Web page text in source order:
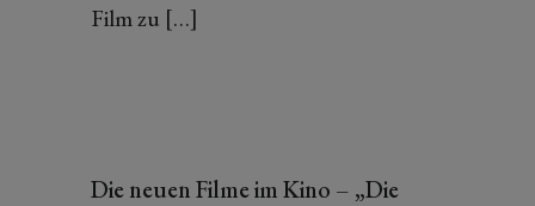
Film zu […]
Die neuen Filme im Kino – „Die